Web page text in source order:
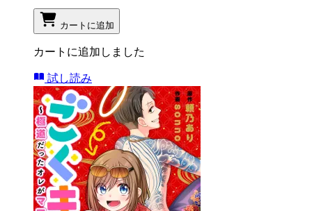
カートに追加
カートに追加しました
試し読み